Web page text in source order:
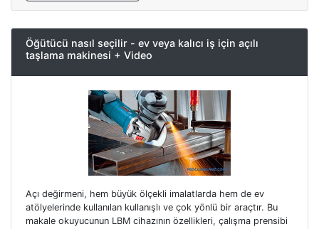
Öğütücü nasıl seçilir - ev veya kalıcı iş için açılı
taşlama makinesi + Video
Açı değirmeni, hem büyük ölçekli imalatlarda hem de ev
atölyelerinde kullanılan kullanışlı ve çok yönlü bir araçtır. Bu
makale okuyucunun LBM cihazının özellikleri, çalışma prensibi